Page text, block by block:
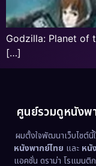
Godzilla: Planet of
[…]
ศูนย์รวมดูหนังพ
ผมตั้งใจพัฒนาเว็บไซต์นี้
หนังพากย์ไทย และ หนั
แอคชั่น ดราม่า โรแมนติ